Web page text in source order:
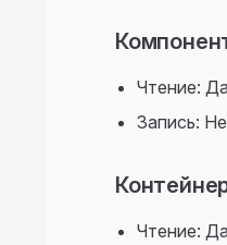
Чтение: Да
Запись:
Чтение: Да